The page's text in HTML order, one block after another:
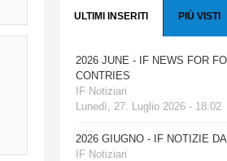
ULTIMI INSERITI PIÙ VISTI
2026 JUNE - IF NEWS FOR
CONTRIES
IF Notiziari
Lunedì, 27. Luglio 2026 - 18:02
2026 GIUGNO - IF NOTIZIE
IF Notiziari